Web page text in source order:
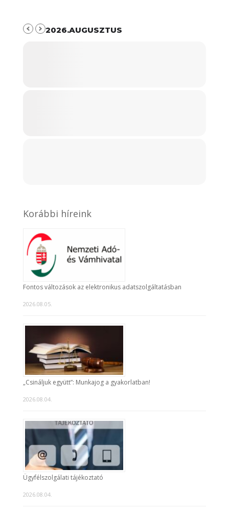
2026.AUGUSZTUS
Korábbi híreink
Fontos változások az elektronikus adatszolgáltatásban
2026.08.05.
„Csináljuk együtt”: Munkajog a gyakorlatban!
2026.08.04.
Ügyfélszolgálati tájékoztató
2026.08.04.